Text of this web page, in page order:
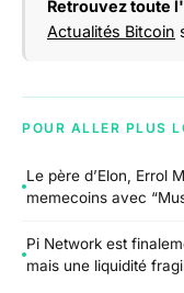
Retrouvez toute
Actualités Bitcoin
POUR ALLER PLUS
Le père d’Elon, Errol
memecoins avec
Pi Network est
mais une liquidité